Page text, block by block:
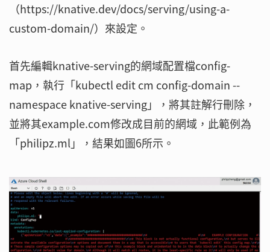
（https://knative.dev/docs/serving/using-a-
custom-domain/）來設定。
首先編輯knative-serving的網域配置檔config-
map，執行「kubectl edit cm config-domain --
namespace knative-serving」，將其註解行刪除，
並將其example.com修改成目前的網域，此範例為
「philipz.ml」，結果如圖6所示。